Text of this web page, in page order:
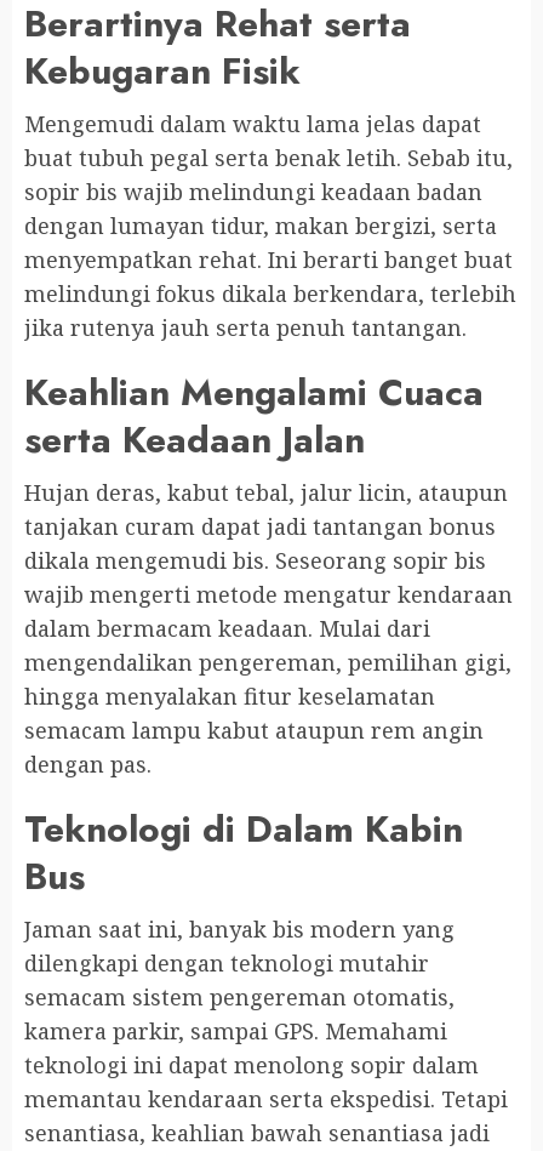
Berartinya Rehat serta
Kebugaran Fisik
Mengemudi dalam waktu lama jelas dapat
buat tubuh pegal serta benak letih. Sebab itu,
sopir bis wajib melindungi keadaan badan
dengan lumayan tidur, makan bergizi, serta
menyempatkan rehat. Ini berarti banget buat
melindungi fokus dikala berkendara, terlebih
jika rutenya jauh serta penuh tantangan.
Keahlian Mengalami Cuaca
serta Keadaan Jalan
Hujan deras, kabut tebal, jalur licin, ataupun
tanjakan curam dapat jadi tantangan bonus
dikala mengemudi bis. Seseorang sopir bis
wajib mengerti metode mengatur kendaraan
dalam bermacam keadaan. Mulai dari
mengendalikan pengereman, pemilihan gigi,
hingga menyalakan fitur keselamatan
semacam lampu kabut ataupun rem angin
dengan pas.
Teknologi di Dalam Kabin
Bus
Jaman saat ini, banyak bis modern yang
dilengkapi dengan teknologi mutahir
semacam sistem pengereman otomatis,
kamera parkir, sampai GPS. Memahami
teknologi ini dapat menolong sopir dalam
memantau kendaraan serta ekspedisi. Tetapi
senantiasa, keahlian bawah senantiasa jadi